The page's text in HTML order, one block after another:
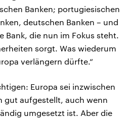
Banken; portugiesischen
deutschen Banken – und
Bank, die nun im Fokus steht.
sorgt. Was wiederum
verlängern dürfte.“
Europa sei inzwischen
gut aufgestellt, auch wenn
umgesetzt ist. Aber die